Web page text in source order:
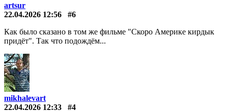
artsur
22.04.2026 12:56
#6
Как было сказано в том же фильме "Скоро Америке кирдык
придёт". Так что подождём...
mikhalevart
22.04.2026 12:33
#4